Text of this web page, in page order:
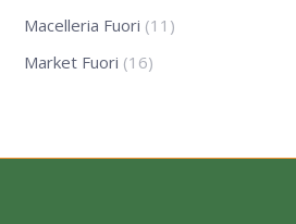
Macelleria Fuori (11)
Market Fuori (16)